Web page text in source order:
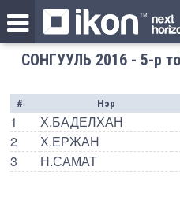
СОНГУУЛЬ 2016 - 5-р
# Нэр
1 Х.БАДЕЛХАН
2 Х.ЕРЖАН
3 Н.САМАТ